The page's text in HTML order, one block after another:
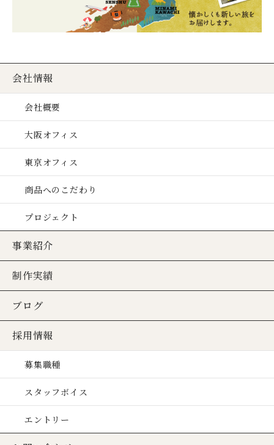
会社情報
会社概要
大阪オフィス
東京オフィス
商品へのこだわり
プロジェクト
事業紹介
制作実績
ブログ
採用情報
募集職種
スタッフボイス
エントリー